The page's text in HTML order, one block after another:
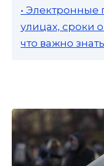
• Электронные
улицах, сроки
что важно